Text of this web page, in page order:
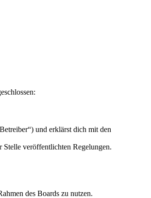
und erklärst dich mit den
Stelle veröffentlichten Regelungen.
des Boards zu nutzen.